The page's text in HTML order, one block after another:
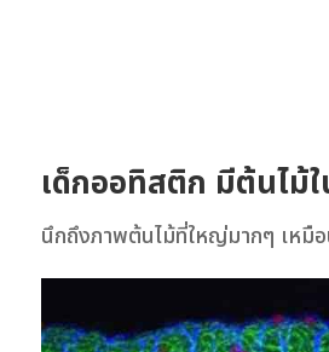
เด็กออทิสติก มีต้นไม้
นึกถึงภาพต้นไม้ที่ใหญ่มากๆ เหมื